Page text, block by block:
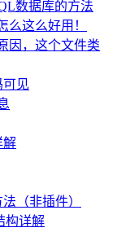
数据库的方法
么这么好用！
因，这个文件类
可见
解
（非插件）
构详解